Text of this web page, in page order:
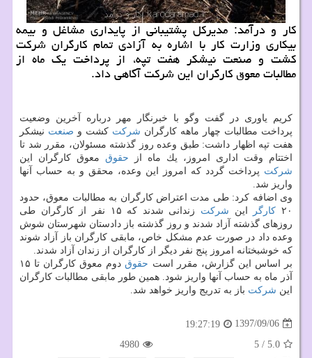
كار و درآمد: مدیركل پشتیبانی از پایداری مشاغل و بیمه
بیكاری وزارت كار با اشاره به آزادی تمام كارگران شركت
كشت و صنعت نیشكر هفت تپه، از پرداخت یك ماه از
مطالبات معوق كارگران این شركت آگاهی داد.
كریم یاوری در گفت وگو با خبرنگار مهر درباره آخرین وضعیت
پرداخت مطالبات چهار ماهه كارگران شركت كشت و صنعت نیشكر
هفت تپه اظهار داشت: طبق وعده روز گذشته مسئولان، مقرر شد تا
اختتام وقت اداری امروز، یك ماه از حقوق معوق كارگران این
شركت پرداخت گردد كه امروز این وعده، محقق و به حساب آنها
واریز شد.
وی اضافه كرد: طی مدت اعتراض كارگران به مطالبات معوق، حدود
۲۰ كارگر این شركت
زندانی شدند كه ۱۵ نفر از كارگران طی
روزهای گذشته آزاد شدند و روز گذشته باز دادستان شهرستان شوش
وعده داد در صورت عدم مشكل خاص، مابقی كارگران باز آزاد شوند
كه خوشبختانه امروز پنج نفر دیگر از كارگران از زندان آزاد شدند.
بر اساس این گزارش، مقرر است حقوق
دوم معوق كارگران تا ۱۵
آذر ماه به حساب آنها واریز شود. همین طور مابقی مطالبات كارگران
این شركت باز به تدریج واریز خواهد شد.
1397/09/06
19:27:19
5.0
/
5
4980